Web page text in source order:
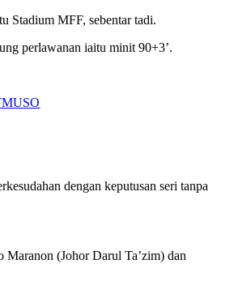
Stadium MFF, sebentar tadi.
perlawanan iaitu minit 90+3’.
dengan keputusan seri tanpa
Maranon (Johor Darul Ta’zim) dan